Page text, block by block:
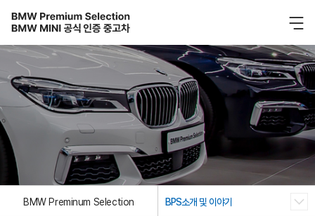
BMW Preminum Selection BPS소개 및 이야기